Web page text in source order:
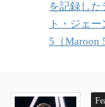
を記録し
ト・ジェ
5（Maroon